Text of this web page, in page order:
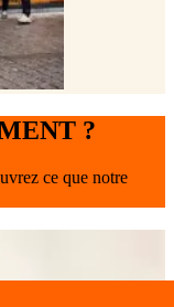
?
ce que notre